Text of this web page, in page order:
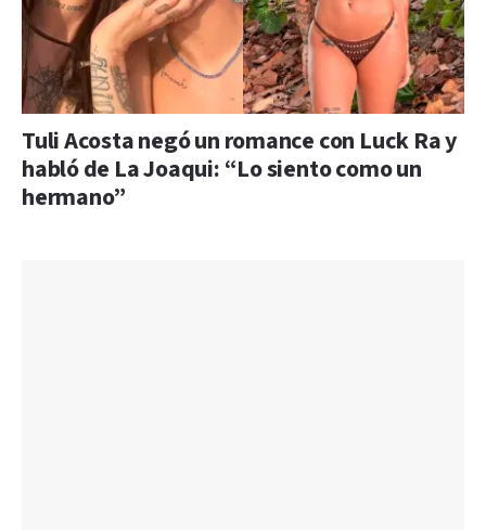
Tuli Acosta negó un romance con Luck Ra y
habló de La Joaqui: “Lo siento como un
hermano”